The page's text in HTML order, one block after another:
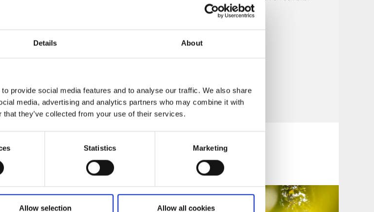
Details About
provide social media features and to analyse our traffic. We also share
media, advertising and analytics partners who may combine it with
they’ve collected from your use of their services.
Statistics Marketing
Allow selection Allow all cookies
nedförscykling där man kan ge järnet.
Mer om MTB på Billingen
kulturlandskap och upptäck spännande